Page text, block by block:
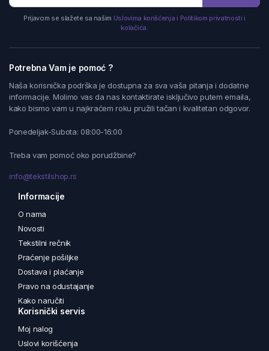
Prijavom se slažete sa našim Uslovima korišćenja i Politikom privatnosti i
kolačića.
Potrebna Vam je pomoć ?
Naša korisnička podrška je dostupna za sva vaša pitanja i dodatne
informacije. Molimo vas da nas kontaktirate isključivo putem emaila,
kako bismo vam u najkraćem roku pružili tačan i kvalitetan odgovor.
Ponedeljak-Subota: 08:00-16:00
Treba vam pomoć oko porudžbine?
info@tekstilshop.rs
Informacije
O nama
Novosti
Tekstilni rečnik
Praćenje pošiljke
Dostava i plaćanje
Pravo na odustajanje
Kako naručiti
Korisnički servis
Moj nalog
Uslovi korišćenja